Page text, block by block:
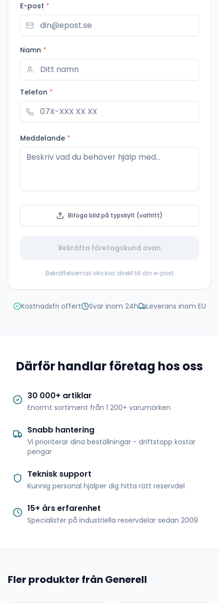
E-post *
Namn *
Telefon *
Meddelande *
Bifoga bild på typskylt (valfritt)
Bekräfta företagskund ovan
Bekräftelsemail skickas direkt till din e-post
Kostnadsfri offert Svar inom 24h Leverans inom EU
Därför handlar företag hos oss
30 000+ artiklar
Enormt sortiment från 1 200+ varumärken
Snabb hantering
Vi prioriterar dina beställningar - driftstopp kostar
pengar
Teknisk support
Kunnig personal hjälper dig hitta rätt reservdel
15+ års erfarenhet
Specialister på industriella reservdelar sedan 2009
Fler produkter från Generell